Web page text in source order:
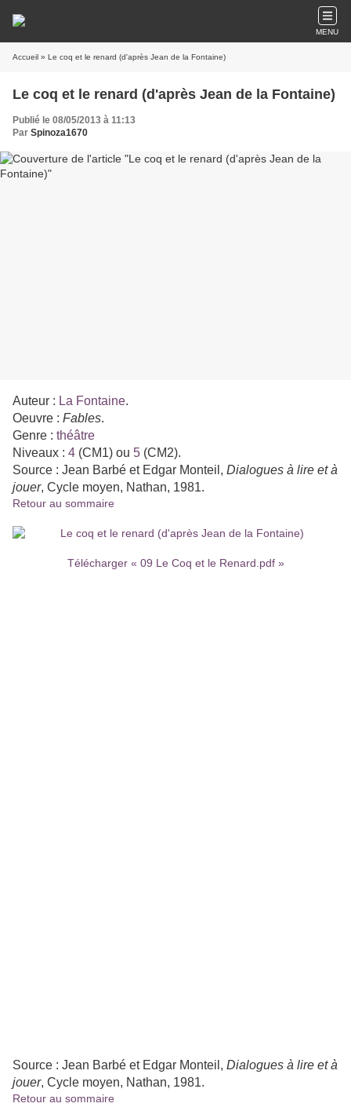
MENU
Accueil » Le coq et le renard (d'après Jean de la Fontaine)
Le coq et le renard (d'après Jean de la Fontaine)
Publié le 08/05/2013 à 11:13
Par Spinoza1670
Auteur : La Fontaine.
Oeuvre : Fables.
Genre : théâtre
Niveaux : 4 (CM1) ou 5 (CM2).
Source : Jean Barbé et Edgar Montei l, Dialogues à lire et à
jouer, Cycle moyen, Nathan, 1981.
Retour au sommaire
Télécharger « 09 Le Coq et le Renard.pdf »
Source : Jean Barbé et Edgar Montei l, Dialogues à lire et à
jouer, Cycle moyen, Nathan, 1981.
Retour au sommaire